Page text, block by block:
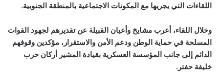
اللقاءات التي يجريها مع المكونات الاجتماعية بالمنطقة الجنوبية.
وخلال اللقاء، أعرب مشايخ وأعيان القبيلة عن تقديرهم لجهود القوات
المسلحة في حماية الوطن ودعم الأمن والاستقرار، مؤكدين وقوفهم
الدائم إلى جانب المؤسسة العسكرية بقيادة المشير أركان حرب
خليفة حفتر.